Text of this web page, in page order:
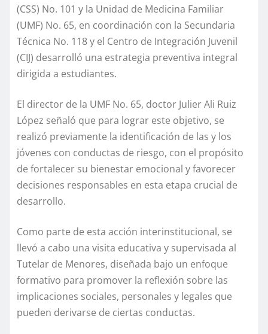
(CSS) No. 101 y la Unidad de Medicina Familiar
(UMF) No. 65, en coordinación con la Secundaria
Técnica No. 118 y el Centro de Integración Juvenil
(CIJ) desarrolló una estrategia preventiva integral
dirigida a estudiantes.
El director de la UMF No. 65, doctor Julier Ali Ruiz
López señaló que para lograr este objetivo, se
realizó previamente la identificación de las y los
jóvenes con conductas de riesgo, con el propósito
de fortalecer su bienestar emocional y favorecer
decisiones responsables en esta etapa crucial de
desarrollo.
Como parte de esta acción interinstitucional, se
llevó a cabo una visita educativa y supervisada al
Tutelar de Menores, diseñada bajo un enfoque
formativo para promover la reflexión sobre las
implicaciones sociales, personales y legales que
pueden derivarse de ciertas conductas.